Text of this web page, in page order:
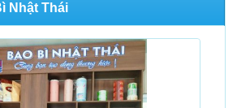
Nhật Thái